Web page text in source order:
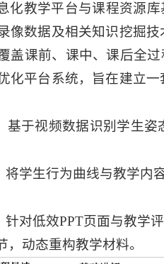
化教学平台与课程资源
像数据及相关知识挖掘
盖课前、课中、课后全
化平台系统，旨在建立
基于视频数据识别学生
将学生行为曲线与教学内
针对低效PPT页面与教学
动态重构教学材料。